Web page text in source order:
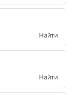
Найти
Найти